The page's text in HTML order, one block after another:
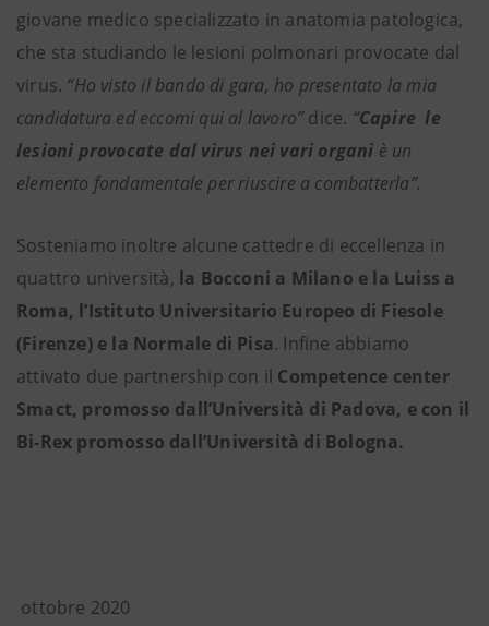
giovane medico specializzato in anatomia patologica,
che sta studiando le lesioni polmonari provocate dal
virus. “Ho visto il bando di gara, ho presentato la mia
candidatura ed eccomi qui al lavoro”dice. “Capire le
lesioni provocate dal virus nei vari organi è un
elemento fondamentale per riuscire a combatterla”.
Sosteniamo inoltre alcune cattedre di eccellenza in
quattro università, la Bocconi a Milano e la Luiss a
Roma, l’Istituto Universitario Europeo di Fiesole
(Firenze) e la Normale di Pisa. Infine abbiamo
attivato due partnership con il Competence center
Smact, promosso dall’Università di Padova, e con il
Bi-Rex promosso dall’Università di Bologna.
ottobre 2020